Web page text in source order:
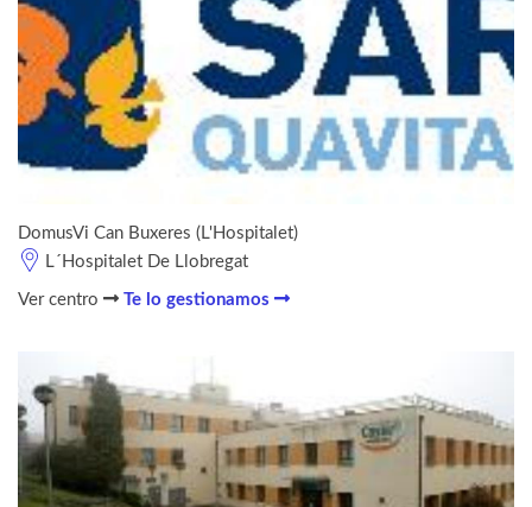
DomusVi Can Buxeres (L'Hospitalet)
L´Hospitalet De Llobregat
Ver centro Te lo gestionamos